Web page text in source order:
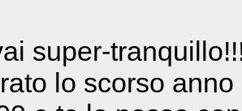
super-
lo scorso